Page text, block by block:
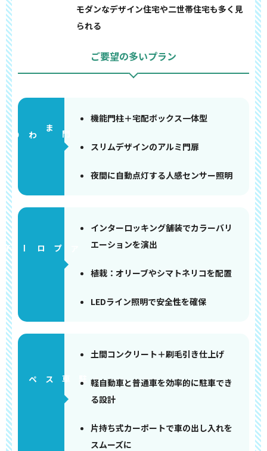
モダンなデザイン住宅や二世帯住宅も多く見
られる
ご要望の多いプラン
門まわり
機能門柱＋宅配ボックス一体型
スリムデザインのアルミ門扉
夜間に自動点灯する人感センサー照明
アプローチ
インターロッキング舗装でカラーバリ
エーションを演出
植栽：オリーブやシマトネリコを配置
LEDライン照明で安全性を確保
土間コンクリート＋刷毛引き仕上げ
軽自動車と普通車を効率的に駐車でき
る設計
片持ち式カーポートで車の出し入れを
スムーズに